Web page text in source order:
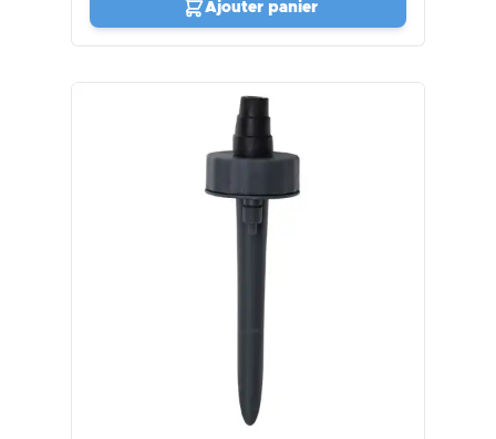
Ajouter panier